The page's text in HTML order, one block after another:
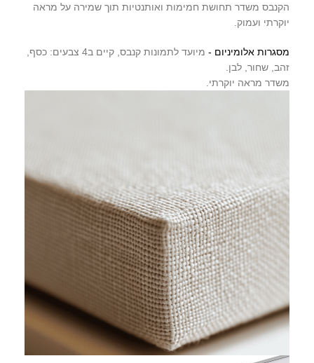
הקנבס משדר תחושת חמימות ואותנטיות תוך שמירה על מראה
יוקרתי ועמוק.
מסגרות אלומיניום -
מיועד לתמונות קנבס, קיים ב4 צבעים: כסף,
זהב, שחור, לבן.
משדר מראה יוקרתי.